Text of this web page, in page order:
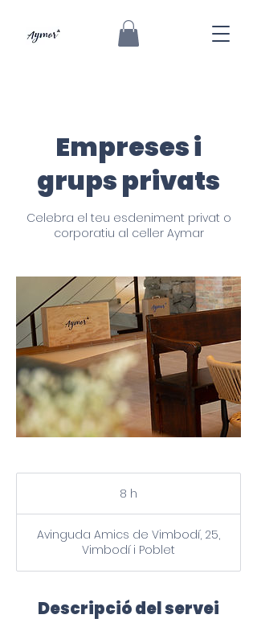
Empreses i
grups privats
Celebra el teu esdeniment privat o
corporatiu al celler Aymar
8 h
Avinguda Amics de Vimbodí, 25,
Vimbodí i Poblet
Descripció del servei